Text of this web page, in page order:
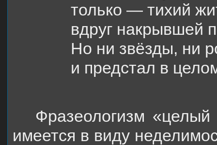
только — тихий
вдруг накрывшей
Но ни звёзды, ни
и предстал в
Фразеологизм «целый
имеется в виду